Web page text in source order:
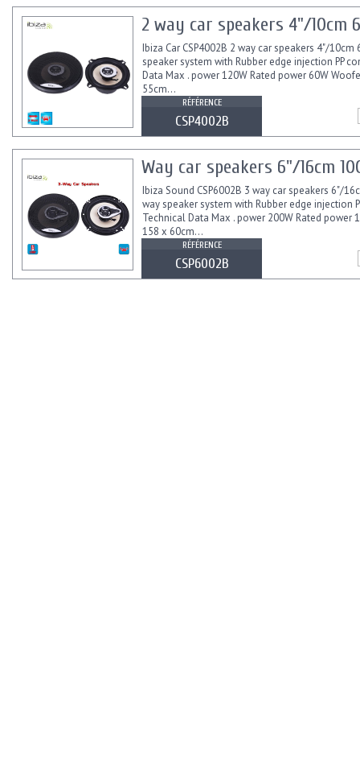
2 way car speakers 4"/10cm
Ibiza Car CSP4002B 2 way car speakers 4"/10cm
speaker system with Rubber edge injection PP
Data Max . power 120W Rated power 60W
55cm...
RÉFÉRENCE
CSP4002B
Way car speakers 6"/16cm
Ibiza Sound CSP6002B 3 way car speakers 6"/
way speaker system with Rubber edge injection
Technical Data Max . power 200W Rated power
158 x 60cm...
RÉFÉRENCE
CSP6002B